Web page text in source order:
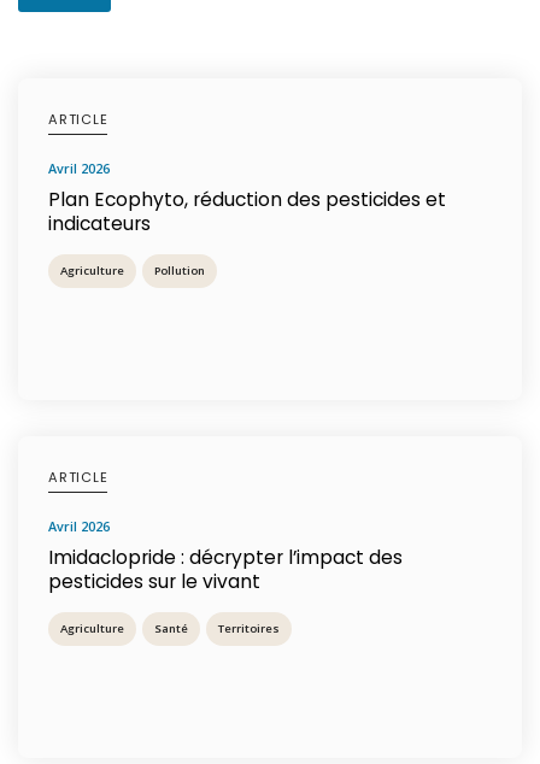
ARTICLE
avril 2026
Plan Ecophyto, réduction des pesticides et
indicateurs
Agriculture Pollution
ARTICLE
avril 2026
Imidaclopride : décrypter l’impact des
pesticides sur le vivant
Agriculture Santé Territoires